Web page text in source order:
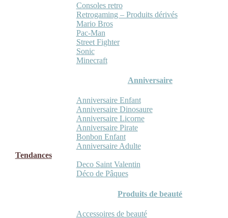
Consoles retro
Retrogaming – Produits dérivés
Mario Bros
Pac-Man
Street Fighter
Sonic
Minecraft
Anniversaire
Anniversaire Enfant
Anniversaire Dinosaure
Anniversaire Licorne
Anniversaire Pirate
Bonbon Enfant
Anniversaire Adulte
Tendances
Deco Saint Valentin
Déco de Pâques
Produits de beauté
Accessoires de beauté